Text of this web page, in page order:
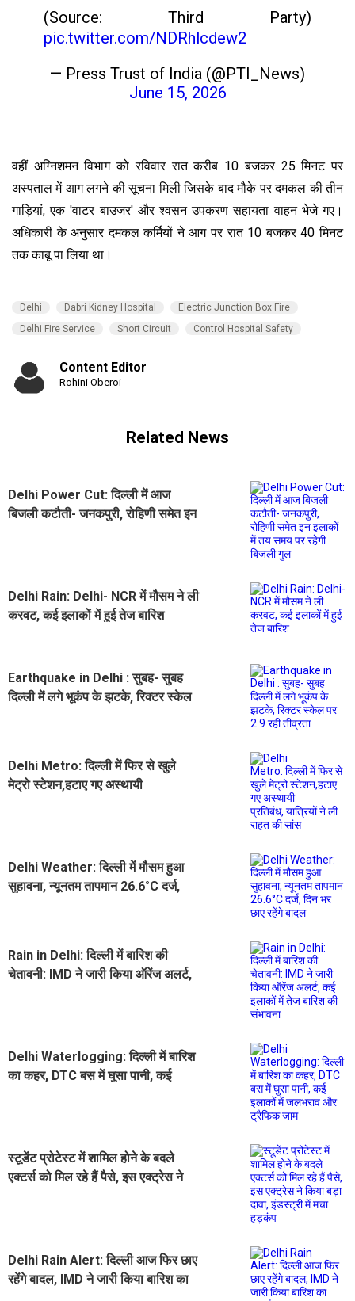
(Source: Third Party)
pic.twitter.com/NDRhlcdew2
— Press Trust of India (@PTI_News)
June 15, 2026
वहीं अग्निशमन विभाग को रविवार रात करीब 10 बजकर 25 मिनट पर
अस्पताल में आग लगने की सूचना मिली जिसके बाद मौके पर दमकल की तीन
गाड़ियां, एक 'वाटर बाउजर' और श्वसन उपकरण सहायता वाहन भेजे गए।
अधिकारी के अनुसार दमकल कर्मियों ने आग पर रात 10 बजकर 40 मिनट
तक काबू पा लिया था।
Delhi Dabri Kidney Hospital
Electric Junction Box Fire
Delhi Fire Service
Short Circuit Control Hospital Safety
Content Editor
Rohini Oberoi
Related News
Delhi Power Cut: दिल्ली में आज
बिजली कटौती- जनकपुरी, रोहिणी समेत इन
Delhi Rain: Delhi- NCR में मौसम ने ली
करवट, कई इलाकों में हुई तेज बारिश
Earthquake in Delhi : सुबह- सुबह
दिल्ली में लगे भूकंप के झटके, रिक्टर स्केल
Delhi Metro: दिल्ली में फिर से खुले
मेट्रो स्टेशन,हटाए गए अस्थायी
Delhi Weather: दिल्ली में मौसम हुआ
सुहावना, न्यूनतम तापमान 26.6°C दर्ज,
Rain in Delhi: दिल्ली में बारिश की
चेतावनी: IMD ने जारी किया ऑरेंज अलर्ट,
Delhi Waterlogging: दिल्ली में बारिश
का कहर, DTC बस में घुसा पानी, कई
स्टूडेंट प्रोटेस्ट में शामिल होने के बदले
एक्टर्स को मिल रहे हैं पैसे, इस एक्ट्रेस ने
Delhi Rain Alert: दिल्ली आज फिर छाए
रहेंगे बादल, IMD ने जारी किया बारिश का